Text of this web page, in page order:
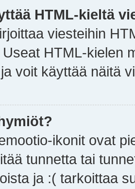
HTML-kieltä
viesteihin
HTML-kielen
voit käyttää näitä
ikonit ovat
tunnetta tai
ja :( tarkoittaa